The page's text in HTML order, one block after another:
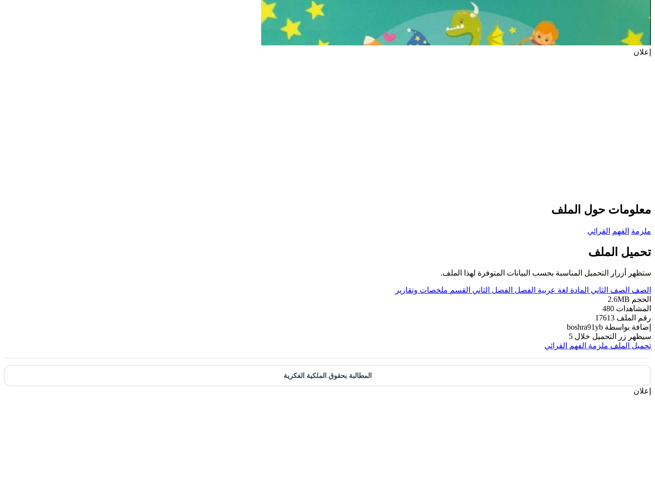
إعلان
معلومات حول الملف
ملزمة الفهم القرائي
تحميل الملف
ستظهر أزرار التحميل المناسبة بحسب البيانات المتوفرة لهذا الملف.
الصف الصف الثاني المادة لغة عربية الفصل الفصل الثاني القسم ملخصات وتقارير
الحجم 2.6MB
المشاهدات 480
رقم الملف 17613
إضافة بواسطة boshra91yb
سيظهر زر التحميل خلال 5
تحميل الملف ملزمة الفهم القرائي
المطالبة بحقوق الملكية الفكرية
إعلان